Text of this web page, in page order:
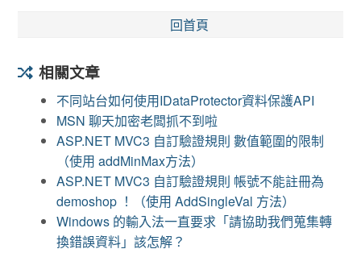
回首頁
相關文章
不同站台如何使用IDataProtector資料保護API
MSN 聊天加密老闆抓不到啦
ASP.NET MVC3 自訂驗證規則 數值範圍的限制
（使用 addMinMax方法）
ASP.NET MVC3 自訂驗證規則 帳號不能註冊為
demoshop ！（使用 AddSingleVal 方法）
Windows 的輸入法一直要求「請協助我們蒐集轉
換錯誤資料」該怎解？